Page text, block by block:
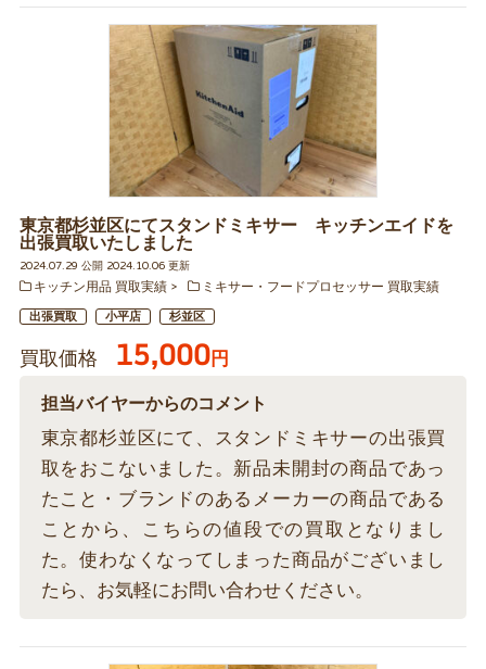
東京都杉並区にてスタンドミキサー キッチンエイドを
出張買取いたしました
2024.07.29 公開 2024.10.06 更新
キッチン用品 買取実績
ミキサー・フードプロセッサー 買取実績
出張買取 小平店 杉並区
買取価格 15,000円
担当バイヤーからのコメント
東京都杉並区にて、スタンドミキサーの出張買
取をおこないました。新品未開封の商品であっ
たこと・ブランドのあるメーカーの商品である
ことから、こちらの値段での買取となりまし
た。使わなくなってしまった商品がございまし
たら、お気軽にお問い合わせください。